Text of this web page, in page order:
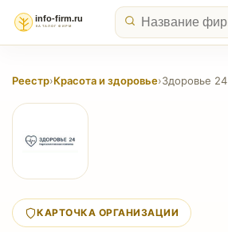
Реестр›Красота и здоровье›Здоровье 24
КАРТОЧКА ОРГАНИЗАЦИИ